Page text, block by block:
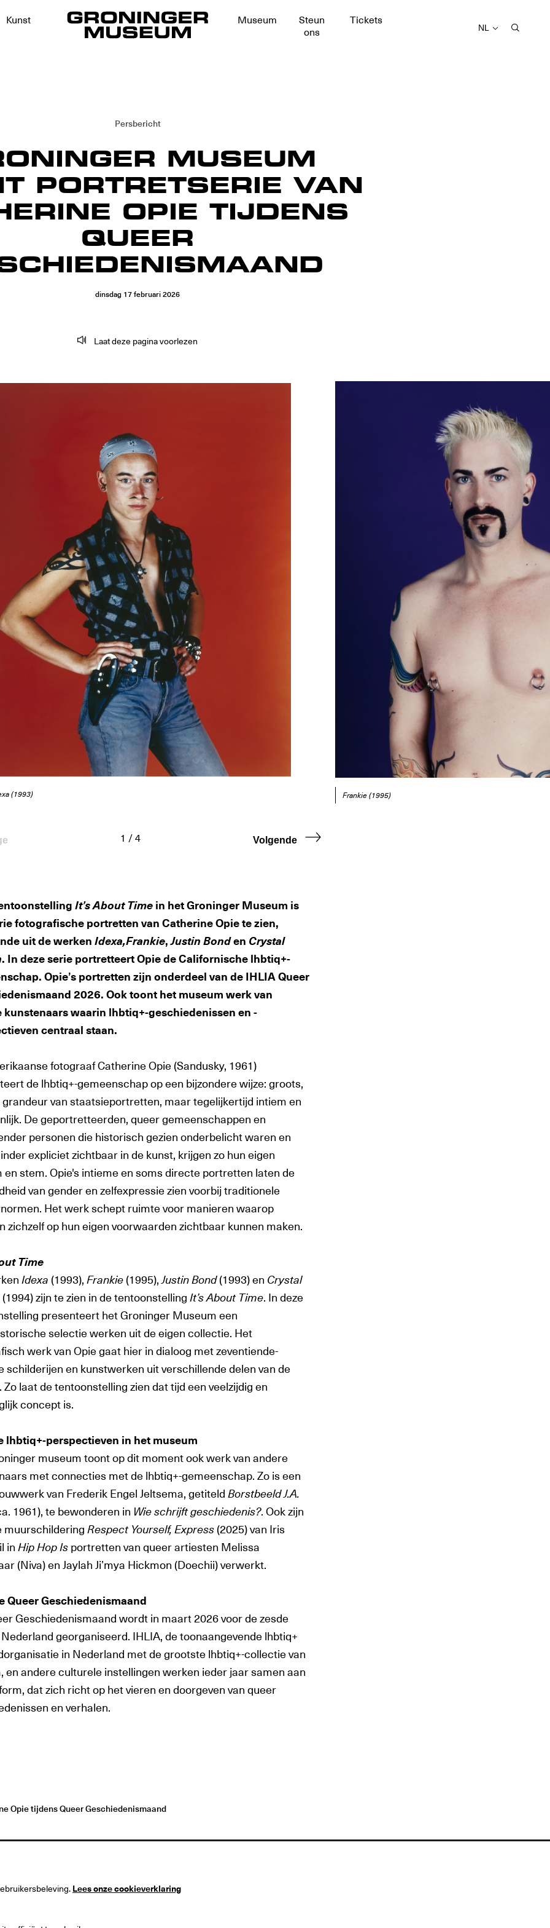
Lees onze cookieverklaring
Kunst Museum
Steun
ons
Tickets
NL
Persbericht
MUSEUM
PORTRETSERIE VAN
OPIE TIJDENS
QUEER
dinsdag 17februari2026
Laat deze pagina voorlezen
(1993) Frankie (1995)
1 / 4 Volgende
It’s About Time in het Groninger Museum is
fotografische portretten van Catherine Opie te zien,
uit de werken Idexa,Frankie,Justin Bonden Crystal
. In deze serie portretteert Opie de Californische lhbtiq+-
Opie’s portretten zijn onderdeel van de IHLIA Queer
2026. Ook toont het museum werk van
kunstenaars waarin lhbtiq+-geschiedenissen en -
centraal staan.
fotograaf Catherine Opie (Sandusky, 1961)
de lhbtiq+-gemeenschap op een bijzondere wijze: groots,
van staatsieportretten, maar tegelijkertijd intiem en
De geportretteerden, queer gemeenschappen en
personen die historisch gezien onderbelicht waren en
expliciet zichtbaar in de kunst, krijgen zo hun eigen
en stem. Opie's intieme en soms directe portretten laten de
van gender en zelfexpressie zien voorbij traditionele
Het werk schept ruimte voor manieren waarop
zichzelf op hun eigen voorwaarden zichtbaar kunnen maken.
Time
Idexa (1993), Frankie (1995),Justin Bond(1993) en Crystal
(1994) zijn te zien in de tentoonstelling It’s About Time. In deze
presenteert het Groninger Museum een
selectie werken uit de eigen collectie. Het
werk van Opie gaat hier in dialoog met zeventiende-
schilderijen en kunstwerken uit verschillende delen van de
Zo laat de tentoonstelling zien dat tijd een veelzijdig en
concept is.
lhbtiq+-perspectieven in het museum
museum toont op dit moment ook werk van andere
met connecties met de lhbtiq+-gemeenschap. Zo is een
van Frederik Engel Jeltsema, getiteld Borstbeeld J.A.
1961), te bewonderen in Wie schrijft geschiedenis?. Ook zijn
muurschildering Respect Yourself, Express (2025) van Iris
in Hip Hop Is portretten van queer artiesten Melissa
(Niva) en Jaylah Ji’mya Hickmon (Doechii) verwerkt.
Queer Geschiedenismaand
Geschiedenismaand wordt in maart 2026 voor de zesde
georganiseerd. IHLIA, de toonaangevende lhbtiq+
in Nederland met de grootste lhbtiq+-collectie van
en andere culturele instellingen werken ieder jaar samen aan
dat zich richt op het vieren en doorgeven van queer
en verhalen.
Opie tijdens Queer Geschiedenismaand